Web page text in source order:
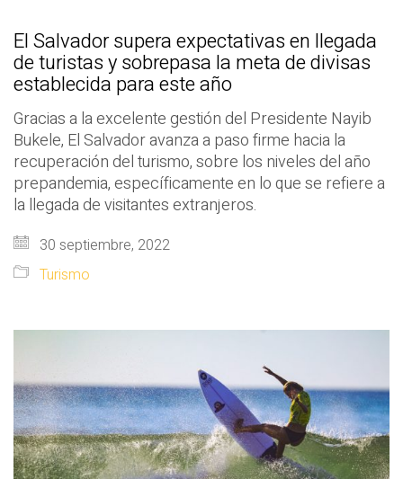
El Salvador supera expectativas en llegada
de turistas y sobrepasa la meta de divisas
establecida para este año
Gracias a la excelente gestión del Presidente Nayib
Bukele, El Salvador avanza a paso firme hacia la
recuperación del turismo, sobre los niveles del año
prepandemia, específicamente en lo que se refiere a
la llegada de visitantes extranjeros.
30 septiembre, 2022
Turismo